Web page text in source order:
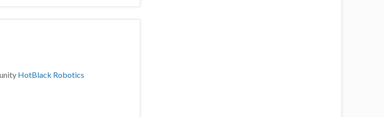
HotBlack Robotics